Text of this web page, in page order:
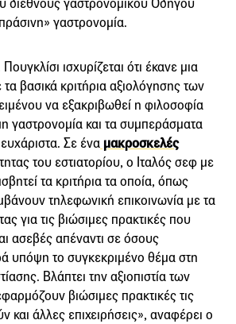
γαστρονομία.
ισχυρίζεται ότι έκανε μια
βασικά κριτήρια αξιολόγησης των
να εξακριβωθεί η φιλοσοφία
γαστρονομία και τα συμπεράσματα
Σε ένα μακροσκελές
του εστιατορίου, ο Ιταλός σεφ με
τα κριτήρια τα οποία, όπως
τηλεφωνική επικοινωνία με τα
για τις βιώσιμες πρακτικές που
ασεβές απέναντι σε όσους
υπόψη το συγκεκριμένο θέμα στη
Βλάπτει την αξιοπιστία των
βιώσιμες πρακτικές τις
και άλλες επιχειρήσεις», αναφέρει ο